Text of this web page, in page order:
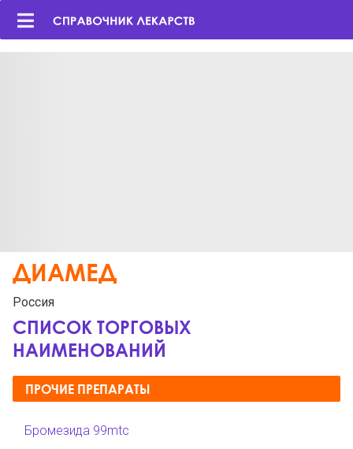
ДИАМЕД
Россия
СПИСОК ТОРГОВЫХ
НАИМЕНОВАНИЙ
ПРОЧИЕ ПРЕПАРАТЫ
Бромезида 99mtc